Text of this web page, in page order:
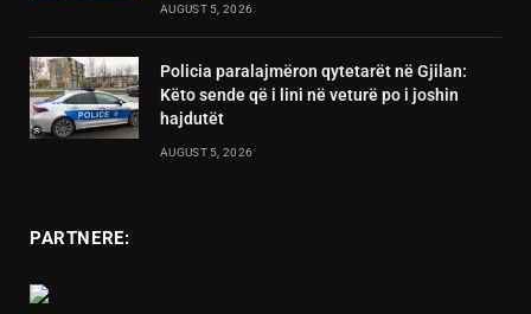
AUGUST 5, 2026
Policia paralajmëron qytetarët në Gjilan:
Këto sende që i lini në veturë po i joshin
hajdutët
AUGUST 5, 2026
PARTNERE: